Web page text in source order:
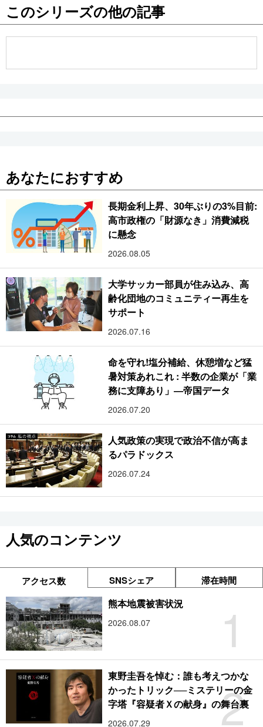
このシリーズの他の記事
あなたにおすすめ
長期金利上昇、30年ぶりの3%目前:
高市政権の「財源なき」消費減税
に懸念
2026.08.05
大学サッカー部員が住み込み、高
齢化団地のコミュニティー再生を
サポート
2026.07.16
命を守れ!塩分補給、休憩増など猛
暑対策あれこれ : 半数の企業が「業
務に支障あり」―帝国データ
2026.07.20
人気政策の実現で政治不信が高ま
るパラドックス
2026.07.24
人気のコンテンツ
アクセス数 SNSシェア 滞在時間
1
熊本地震被害状況
2026.08.07
2
東野圭吾を悼む：誰も考えつかな
かったトリック──ミステリーの金
字塔『容疑者Ｘの献身』の舞台裏
2026.07.29